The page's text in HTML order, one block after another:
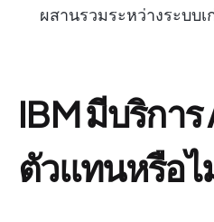
ผสานรวมระหว่างระบบ
IBM มีบริการ
ตัวแทนหรือไ